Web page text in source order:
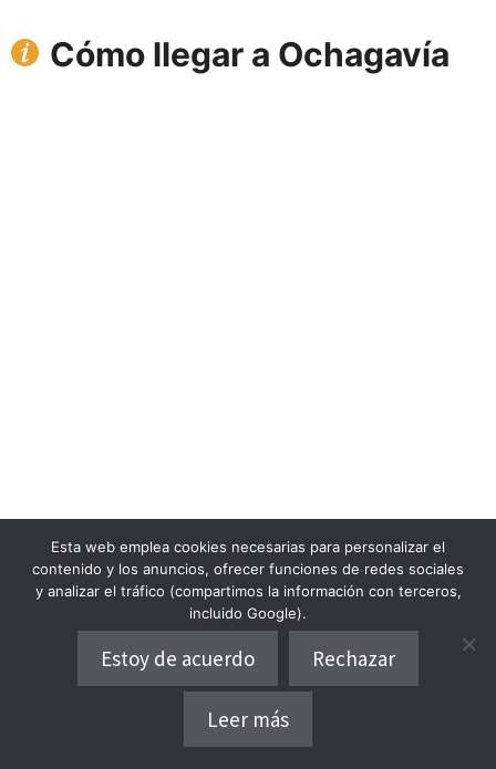
Cómo llegar a Ochagavía
Esta web emplea cookies necesarias para personalizar el
contenido y los anuncios, ofrecer funciones de redes sociales
y analizar el tráfico (compartimos la información con terceros,
incluido Google).
Estoy de acuerdo Rechazar
Leer más